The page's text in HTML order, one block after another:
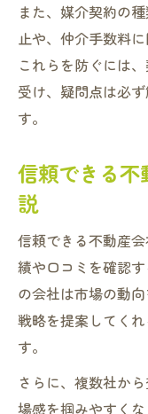
また、媒介契約の
止や、仲介手数料
これらを防ぐには
受け、疑問点は必
す。
信頼できる不
説
信頼できる不動産
績や口コミを確認
の会社は市場の動
戦略を提案してく
す。
さらに、複数社か
場感を掴みやすく